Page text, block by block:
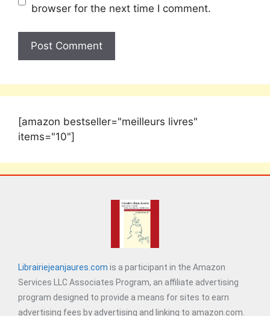
browser for the next time I comment.
[amazon bestseller="meilleurs livres"
items="10"]
Librairiejeanjaures.com is a participant in the Amazon
Services LLC Associates Program, an affiliate advertising
program designed to provide a means for sites to earn
advertising fees by advertising and linking to amazon.com.